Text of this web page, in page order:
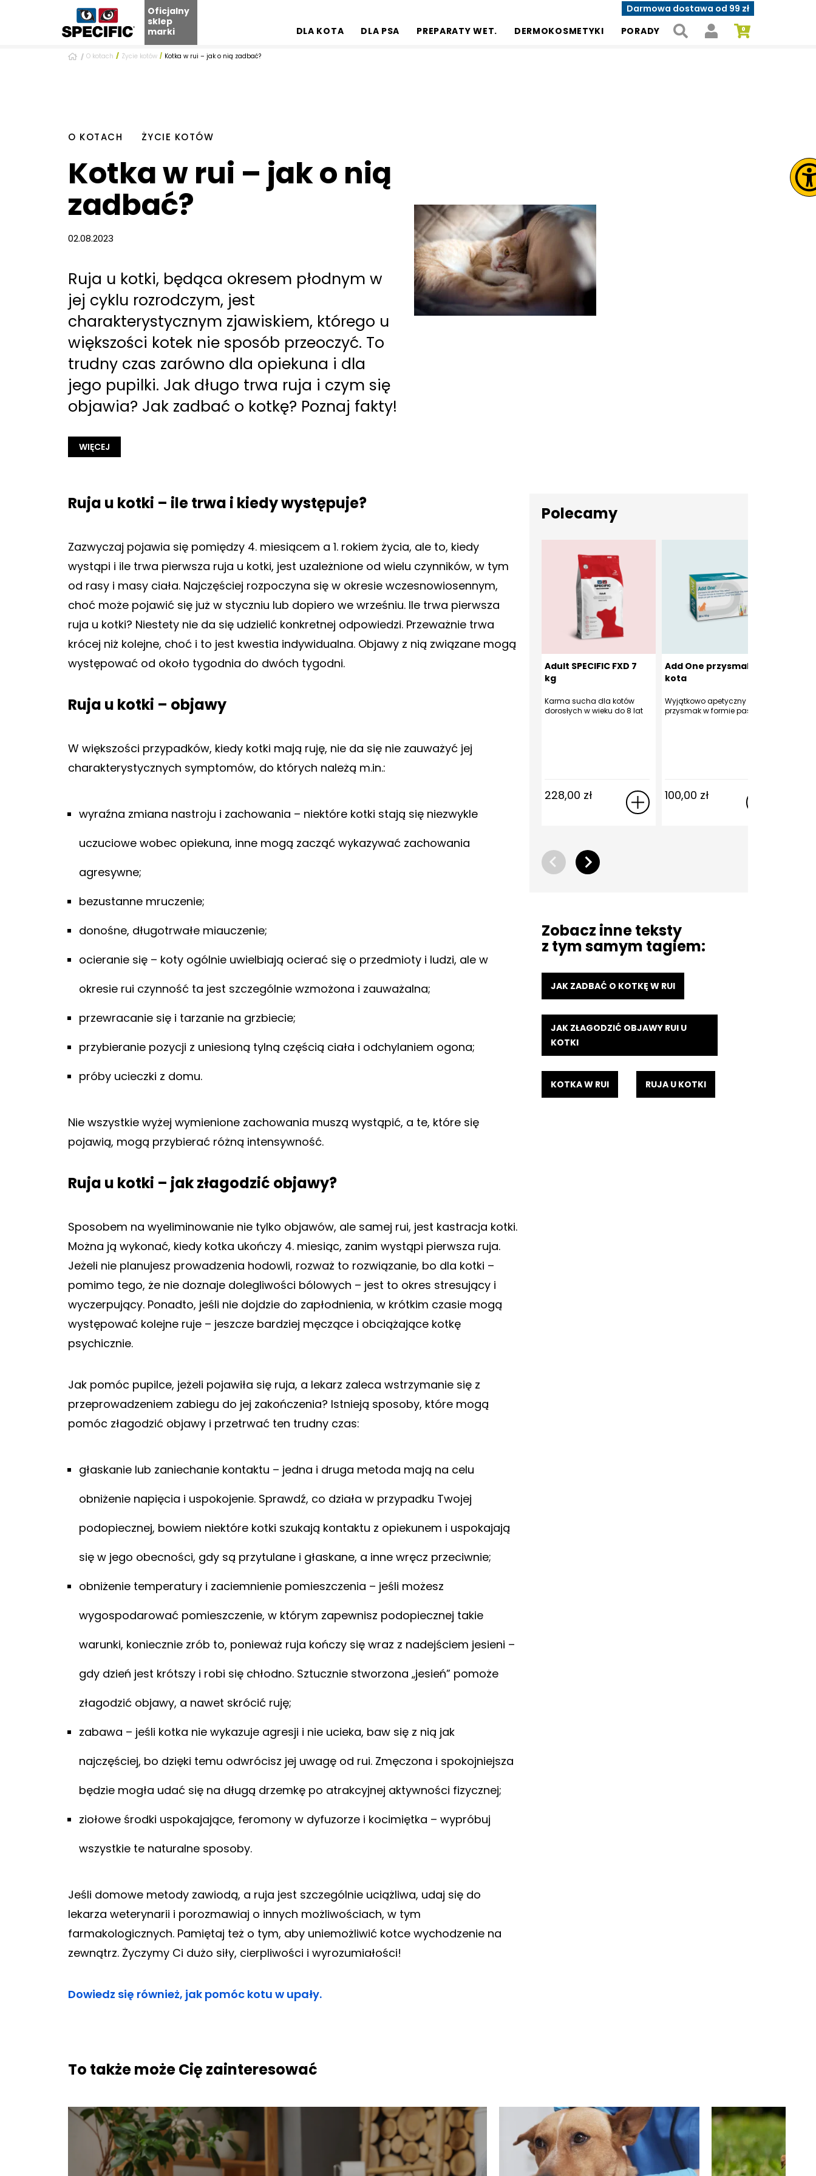
Oficjalny
sklep
marki
Darmowa dostawa od 99 zł
DLA KOTA
DLA PSA PREPARATY WET. DERMOKOSMETYKI PORADY
O kotach Życie kotów Kotka w rui – jak o nią zadbać?
O KOTACH ŻYCIE KOTÓW
Kotka w rui – jak o nią
zadbać?
02.08.2023
Ruja u kotki, będąca okresem płodnym w
jej cyklu rozrodczym, jest
charakterystycznym zjawiskiem, którego u
większości kotek nie sposób przeoczyć. To
trudny czas zarówno dla opiekuna i dla
jego pupilki. Jak długo trwa ruja i czym się
objawia? Jak zadbać o kotkę? Poznaj fakty!
WIĘCEJ
Ruja u kotki – ile trwa i kiedy występuje?
Zazwyczaj pojawia się pomiędzy 4. miesiącem a 1. rokiem życia, ale to, kiedy
wystąpi i ile trwa pierwsza ruja u kotki, jest uzależnione od wielu czynników, w tym
od rasy i masy ciała. Najczęściej rozpoczyna się w okresie wczesnowiosennym,
choć może pojawić się już w styczniu lub dopiero we wrześniu. Ile trwa pierwsza
ruja u kotki? Niestety nie da się udzielić konkretnej odpowiedzi. Przeważnie trwa
krócej niż kolejne, choć i to jest kwestia indywidualna. Objawy z nią związane mogą
występować od około tygodnia do dwóch tygodni.
Ruja u kotki – objawy
W większości przypadków, kiedy kotki mają ruję, nie da się nie zauważyć jej
charakterystycznych symptomów, do których należą m.in.:
wyraźna zmiana nastroju i zachowania – niektóre kotki stają się niezwykle
uczuciowe wobec opiekuna, inne mogą zacząć wykazywać zachowania
agresywne;
bezustanne mruczenie;
donośne, długotrwałe miauczenie;
ocieranie się – koty ogólnie uwielbiają ocierać się o przedmioty i ludzi, ale w
okresie rui czynność ta jest szczególnie wzmożona i zauważalna;
przewracanie się i tarzanie na grzbiecie;
przybieranie pozycji z uniesioną tylną częścią ciała i odchylaniem ogona;
próby ucieczki z domu.
Nie wszystkie wyżej wymienione zachowania muszą wystąpić, a te, które się
pojawią, mogą przybierać różną intensywność.
Ruja u kotki – jak złagodzić objawy?
Sposobem na wyeliminowanie nie tylko objawów, ale samej rui, jest kastracja kotki.
Można ją wykonać, kiedy kotka ukończy 4. miesiąc, zanim wystąpi pierwsza ruja.
Jeżeli nie planujesz prowadzenia hodowli, rozważ to rozwiązanie, bo dla kotki –
pomimo tego, że nie doznaje dolegliwości bólowych – jest to okres stresujący i
wyczerpujący. Ponadto, jeśli nie dojdzie do zapłodnienia, w krótkim czasie mogą
występować kolejne ruje – jeszcze bardziej męczące i obciążające kotkę
psychicznie.
Jak pomóc pupilce, jeżeli pojawiła się ruja, a lekarz zaleca wstrzymanie się z
przeprowadzeniem zabiegu do jej zakończenia? Istnieją sposoby, które mogą
pomóc złagodzić objawy i przetrwać ten trudny czas:
głaskanie lub zaniechanie kontaktu – jedna i druga metoda mają na celu
obniżenie napięcia i uspokojenie. Sprawdź, co działa w przypadku Twojej
podopiecznej, bowiem niektóre kotki szukają kontaktu z opiekunem i uspokajają
się w jego obecności, gdy są przytulane i głaskane, a inne wręcz przeciwnie;
obniżenie temperatury i zaciemnienie pomieszczenia – jeśli możesz
wygospodarować pomieszczenie, w którym zapewnisz podopiecznej takie
warunki, koniecznie zrób to, ponieważ ruja kończy się wraz z nadejściem jesieni –
gdy dzień jest krótszy i robi się chłodno. Sztucznie stworzona „jesień” pomoże
złagodzić objawy, a nawet skrócić ruję;
zabawa – jeśli kotka nie wykazuje agresji i nie ucieka, baw się z nią jak
najczęściej, bo dzięki temu odwrócisz jej uwagę od rui. Zmęczona i spokojniejsza
będzie mogła udać się na długą drzemkę po atrakcyjnej aktywności fizycznej;
ziołowe środki uspokajające, feromony w dyfuzorze i kocimiętka – wypróbuj
wszystkie te naturalne sposoby.
Jeśli domowe metody zawiodą, a ruja jest szczególnie uciążliwa, udaj się do
lekarza weterynarii i porozmawiaj o innych możliwościach, w tym
farmakologicznych. Pamiętaj też o tym, aby uniemożliwić kotce wychodzenie na
zewnątrz. Życzymy Ci dużo siły, cierpliwości i wyrozumiałości!
Dowiedz się również, jak pomóc kotu w upały.
Polecamy
Adult SPECIFIC FXD 7
kg
Karma sucha dla kotów
dorosłych w wieku do 8 lat
228,00 zł
Add One przysmak dla
kota
Wyjątkowo apetyczny
przysmak w formie pasty
100,00 zł
Zobacz inne teksty
z tym samym tagiem:
JAK ZADBAĆ O KOTKĘ W RUI
JAK ZŁAGODZIĆ OBJAWY RUI U
KOTKI
KOTKA W RUI RUJA U KOTKI
To także może Cię zainteresować